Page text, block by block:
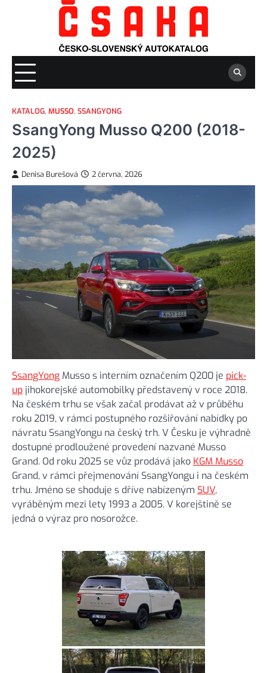
KATALOG, MUSSO, SSANGYONG
SsangYong Musso Q200 (2018-
2025)
Denisa Burešová 2 června, 2026
SsangYong Musso s interním označením Q200 je pick-
up jihokorejské automobilky představený v roce 2018.
Na českém trhu se však začal prodávat až v průběhu
roku 2019, v rámci postupného rozšiřování nabídky po
návratu SsangYongu na český trh. V Česku je výhradně
dostupné prodloužené provedení nazvané Musso
Grand. Od roku 2025 se vůz prodává jako KGM Musso
Grand, v rámci přejmenování SsangYongu i na českém
trhu. Jméno se shoduje s dříve nabízeným SUV,
vyráběným mezi lety 1993 a 2005. V korejštině se
jedná o výraz pro nosorožce.